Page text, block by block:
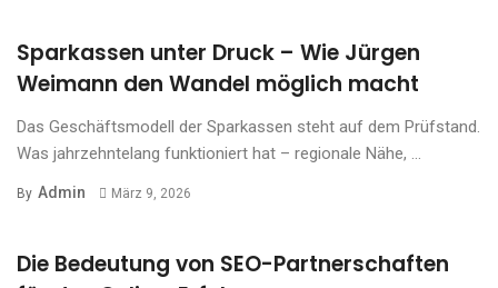
Sparkassen unter Druck – Wie Jürgen
Weimann den Wandel möglich macht
Das Geschäftsmodell der Sparkassen steht auf dem Prüfstand.
Was jahrzehntelang funktioniert hat – regionale Nähe, ...
By Admin März 9, 2026
Die Bedeutung von SEO-Partnerschaften